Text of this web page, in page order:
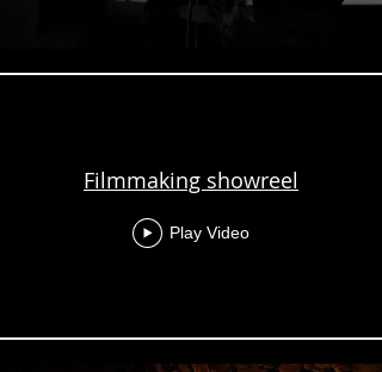
Filmmaking showreel
Play Video